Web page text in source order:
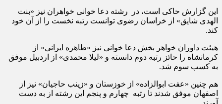
این گزارش حاکی است، در رشته دعا خوانی خواهران نیز «بنت
الهدی شایق» از خراسان رضوی توانست رتبه نخست را از آن خود
کند.
هیئت داوران خواهر بخش دعا خوانی نیز «طاهره ایرانی» از
کرمانشاه را حائز رتبه دوم دانسته و «لیلا محمدی» از اردبیل موفق
به کسب سوم شد.
هم چنین «عفت ابوالزاده» از خوزستان و «زینب حاجیان» نیز از
اصفهان موفق شدند تا رتبه چهارم و پنجم این رشته از به دست